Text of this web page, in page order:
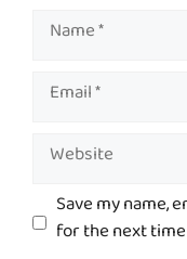
Name
Email
Website
Save my name,
for the next